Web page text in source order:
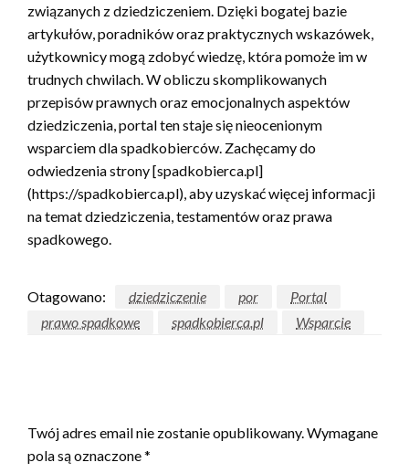
związanych z dziedziczeniem. Dzięki bogatej bazie
artykułów, poradników oraz praktycznych wskazówek,
użytkownicy mogą zdobyć wiedzę, która pomoże im w
trudnych chwilach. W obliczu skomplikowanych
przepisów prawnych oraz emocjonalnych aspektów
dziedziczenia, portal ten staje się nieocenionym
wsparciem dla spadkobierców. Zachęcamy do
odwiedzenia strony [spadkobierca.pl]
(https://spadkobierca.pl), aby uzyskać więcej informacji
na temat dziedziczenia, testamentów oraz prawa
spadkowego.
Otagowano: dziedziczenie por
Portal
prawo spadkowe
spadkobierca.pl Wsparcie
Twój adres email nie zostanie opublikowany.Wymagane
pola są oznaczone*